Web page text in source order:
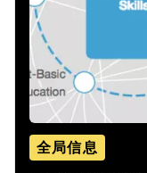
全局信息